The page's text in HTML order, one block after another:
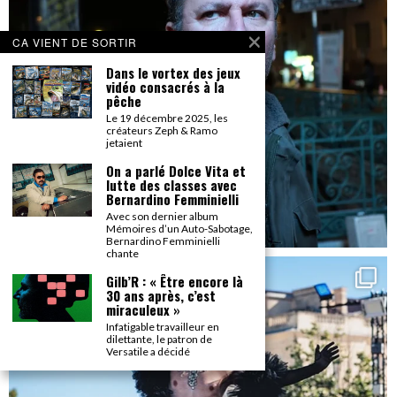
CA VIENT DE SORTIR
Dans le vortex des jeux
vidéo consacrés à la
pêche
Le 19 décembre 2025, les
créateurs Zeph & Ramo
jetaient
On a parlé Dolce Vita et
lutte des classes avec
Bernardino Femminielli
Avec son dernier album
Mémoires d’un Auto-Sabotage,
Bernardino Femminielli
chante
Gilb’R : « Être encore là
30 ans après, c’est
miraculeux »
Infatigable travailleur en
dilettante, le patron de
Versatile a décidé